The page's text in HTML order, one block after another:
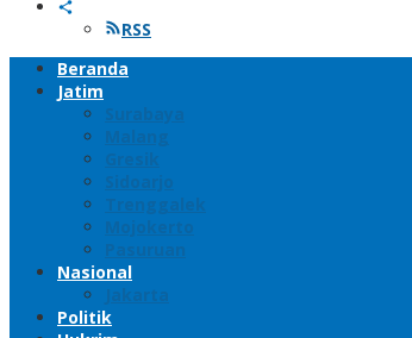
RSS
Beranda
Jatim
Surabaya
Malang
Gresik
Sidoarjo
Trenggalek
Mojokerto
Pasuruan
Nasional
Jakarta
Politik